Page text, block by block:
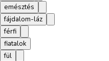
emésztés
fájdalom-láz
férfi
fiatalok
fül